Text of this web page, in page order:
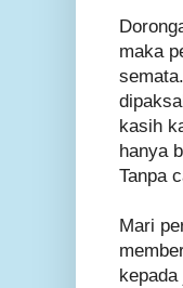
maka
kasih
hanya
Tanpa
Mari